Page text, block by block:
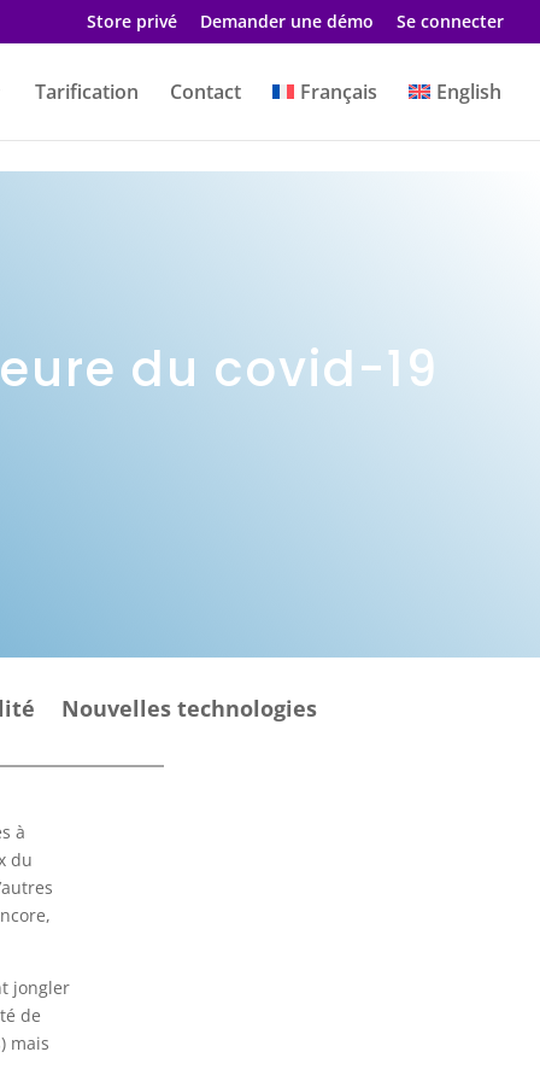
Store privé Demander une démo Se connecter
Tarification Contact Français English
du covid-19
Nouvelles technologies
à
du
jongler
de
mais